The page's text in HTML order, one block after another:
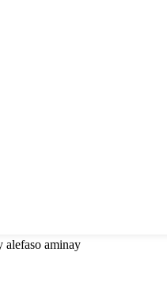
alefaso aminay